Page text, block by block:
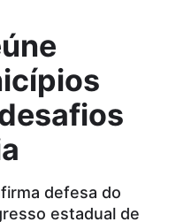
defesa do
estadual de